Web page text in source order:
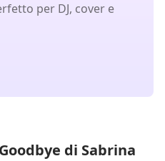
per DJ, cover e
di Sabrina